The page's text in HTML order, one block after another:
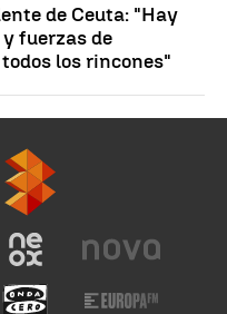
de Ceuta: "Hay
fuerzas de
los rincones"